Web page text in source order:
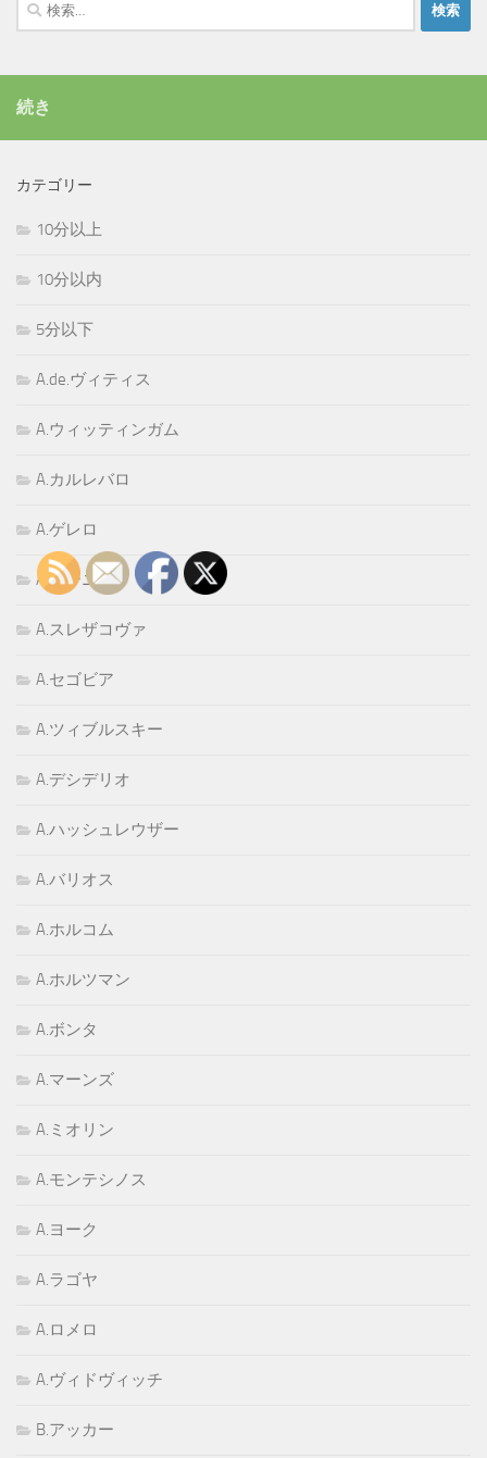
索:
続き
カテゴリー
10分以上
10分以内
5分以下
A.de.ヴィティス
A.ウィッティンガム
A.カルレバロ
A.ゲレロ
A.ゴーニ
A.スレザコヴァ
A.セゴビア
A.ツィブルスキー
A.デシデリオ
A.ハッシュレウザー
A.バリオス
A.ホルコム
A.ホルツマン
A.ボンタ
A.マーンズ
A.ミオリン
A.モンテシノス
A.ヨーク
A.ラゴヤ
A.ロメロ
A.ヴィドヴィッチ
B.アッカー